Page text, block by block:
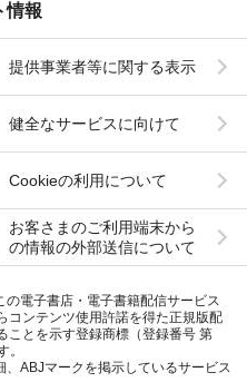
情報
提供事業者等に関する表示
健全なサービスに向けて
Cookieの利用について
お客さまのご利用端末から
の情報の外部送信について
の電子書店・電子書籍配信サービス
コンテンツ使用許諾を得た正規版配
ことを示す登録商標（登録番号 第
。
、ABJマークを掲示しているサービス